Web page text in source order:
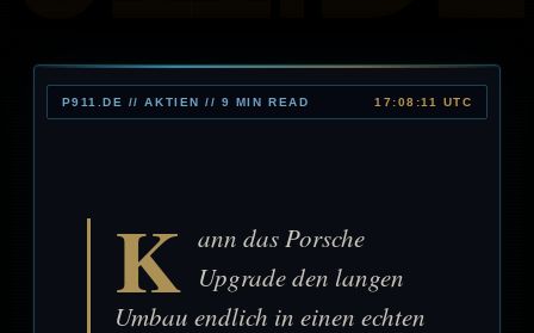
P911.DE // AKTIEN // 9 MIN READ 17:08:11 UTC
K ann das Porsche
Upgrade den langen
Umbau endlich in einen echten